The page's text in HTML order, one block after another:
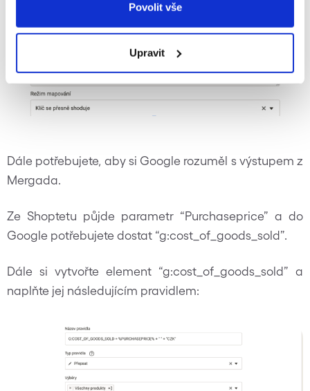
Povolit vše
Upravit
Dále potřebujete, aby si Google rozuměl s výstupem z
Mergada.
Ze Shoptetu půjde parametr “Purchaseprice” a do
Google potřebujete dostat “g:cost_of_goods_sold”.
Dále si vytvořte element “g:cost_of_goods_sold” a
naplňte jej následujícím pravidlem: